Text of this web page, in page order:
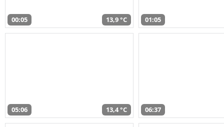
00:05 13,9 °C 01:05
05:06 13,4 °C 06:37